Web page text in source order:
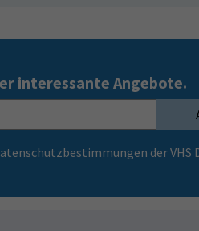
interessante Angebote.
der VHS